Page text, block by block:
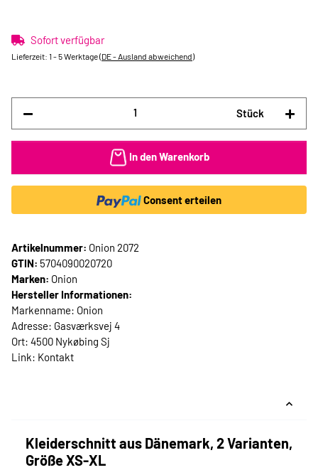
Sofort verfügbar
Lieferzeit: 1 - 5 Werktage(DE - Ausland abweichend)
Stück
In den Warenkorb
Consent erteilen
Artikelnummer: Onion 2072
GTIN: 5704090020720
Marken: Onion
Hersteller Informationen:
Markenname: Onion
Adresse: Gasværksvej 4
Ort: 4500 Nykøbing Sj
Link: Kontakt
Kleiderschnitt aus Dänemark, 2 Varianten,
Größe XS-XL